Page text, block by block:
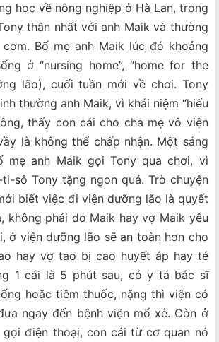
học về nông nghiệp ở Hà Lan, trong
thân nhất với anh Maik và thường
cơm. Bố mẹ anh Maik lúc đó khoảng
ở “nursing home”, “home for the
lão), cuối tuần mới về chơi. Tony
thường anh Maik, vì khái niệm “hiếu
thấy con cái cho cha mẹ vô viện
là không thể chấp nhận. Một sáng
mẹ anh Maik gọi Tony qua chơi, vì
sô Tony tặng ngon quá. Trò chuyện
biết việc đi viện dưỡng lão là quyết
không phải do Maik hay vợ Maik yêu
ở viện dưỡng lão sẽ an toàn hơn cho
hay vợ tao bị cao huyết áp hay té
1 cái là 5 phút sau, có y tá bác sĩ
hoặc tiêm thuốc, nặng thì viện có
ngay đến bệnh viện mổ xẻ. Còn ở
gọi điện thoại, con cái từ cơ quan nó